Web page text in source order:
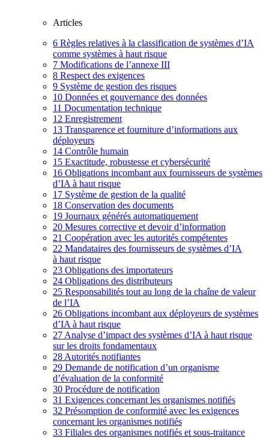
Articles
6 Règles relatives à la classification de systèmes d’IA
comme systèmes à haut risque
7 Modifications de l’annexe III
8 Respect des exigences
9 Système de gestion des risques
10 Données et gouvernance des données
11 Documentation technique
12 Enregistrement
13 Transparence et fourniture d’informations aux
déployeurs
14 Contrôle humain
15 Exactitude, robustesse et cybersécurité
16 Obligations incombant aux fournisseurs de systèmes
d’IA à haut risque
17 Système de gestion de la qualité
18 Conservation des documents
19 Journaux générés automatiquement
20 Mesures corrective et devoir d’information
21 Coopération avec les autorités compétentes
22 Mandataires des fournisseurs de systèmes d’IA
à haut risque
23 Obligations des importateurs
24 Obligations des distributeurs
25 Responsabilités tout au long de la chaîne de valeur
de l’IA
26 Obligations incombant aux déployeurs de systèmes
d’IA à haut risque
27 Analyse d’impact des systèmes d’IA à haut risque
sur les droits fondamentaux
28 Autorités notifiantes
29 Demande de notification d’un organisme
d’évaluation de la conformité
30 Procédure de notification
31 Exigences concernant les organismes notifiés
32 Présomption de conformité avec les exigences
concernant les organismes notifiés
33 Filiales des organismes notifiés et sous-traitance